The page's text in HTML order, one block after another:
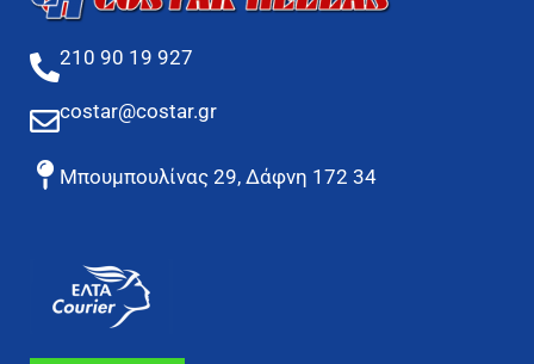
210 90 19 927
costar@costar.gr
Μπουμπουλίνας 29, Δάφνη 172 34